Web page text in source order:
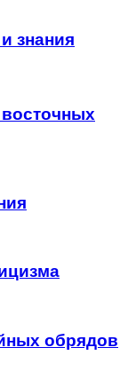
знания
обрядов